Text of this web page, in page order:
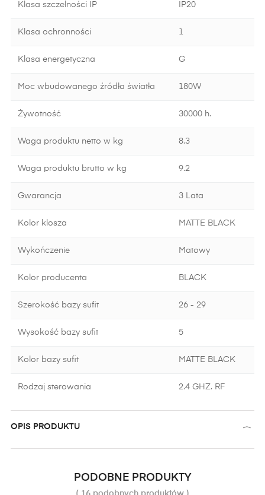
Klasa szczelności IP IP20
Klasa ochronności 1
Klasa energetyczna G
Moc wbudowanego źródła światła 180W
Żywotność 30000 h.
Waga produktu netto w kg 8.3
Waga produktu brutto w kg 9.2
Gwarancja 3 Lata
Kolor klosza MATTE BLACK
Wykończenie Matowy
Kolor producenta BLACK
Szerokość bazy sufit 26 - 29
Wysokość bazy sufit 5
Kolor bazy sufit MATTE BLACK
Rodzaj sterowania 2.4 GHZ. RF
OPIS PRODUKTU
PODOBNE PRODUKTY